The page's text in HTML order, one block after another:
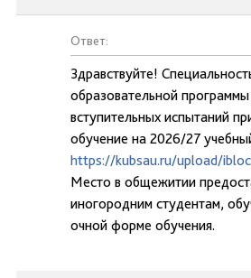
Ответ:
Здравствуйте!
образовательной
вступительных испытаний
обучение на 2026/27
https://kubsau.ru/upload/
Место в общежитии
иногородним студентам,
очной форме обучения.